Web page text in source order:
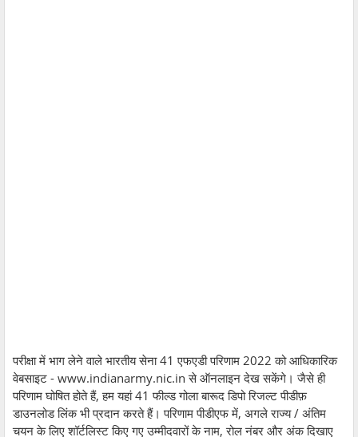
परीक्षा में भाग लेने वाले भारतीय सेना 41 एफएडी परिणाम 2022 को आधिकारिक
वेबसाइट - www.indianarmy.nic.in से ऑनलाइन देख सकेंगे। जैसे ही
परिणाम घोषित होते हैं, हम यहां 41 फील्ड गोला बारूद डिपो रिजल्ट पीडीफ़
डाउनलोड लिंक भी प्रदान करते हैं। परिणाम पीडीएफ में, अगले राज्य / अंतिम
चयन के लिए शॉर्टलिस्ट किए गए उम्मीदवारों के नाम, रोल नंबर और अंक दिखाए